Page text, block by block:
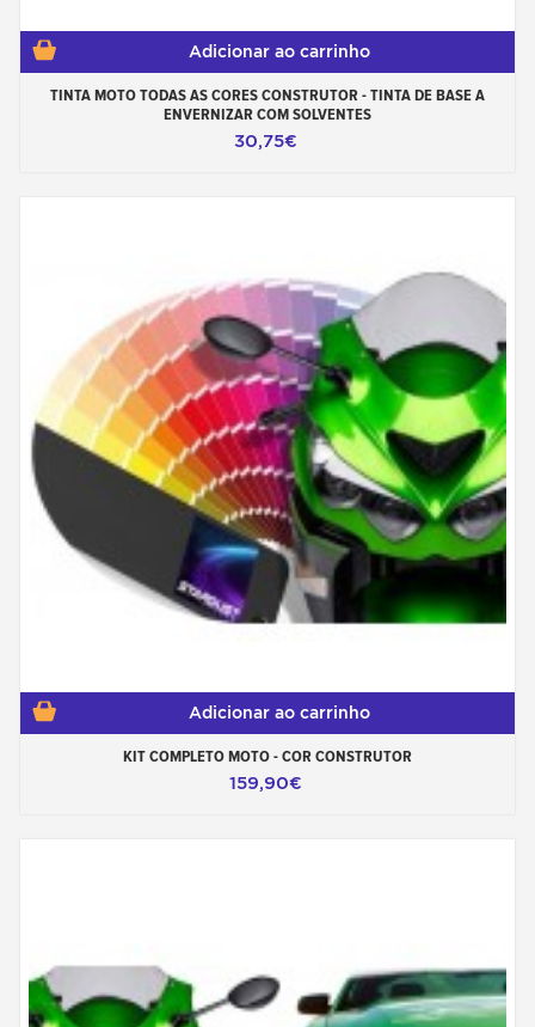
Adicionar ao carrinho
TINTA MOTO TODAS AS CORES CONSTRUTOR - TINTA DE BASE A
ENVERNIZAR COM SOLVENTES
30,75€
Adicionar ao carrinho
KIT COMPLETO MOTO - COR CONSTRUTOR
159,90€